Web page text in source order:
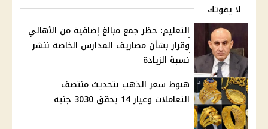
لا يفوتك
التعليم: حظر جمع مبالغ إضافية من الأهالي
وقرار بشأن مصاريف المدارس الخاصة ننشر
نسبة الزيادة
هبوط سعر الذهب بتحديث منتصف
التعاملات وعيار 14 يحقق 3030 جنيه